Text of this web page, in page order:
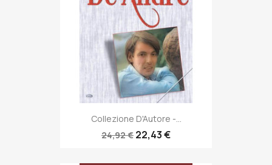
Collezione D'Autore -...
24,92 € 22,43 €